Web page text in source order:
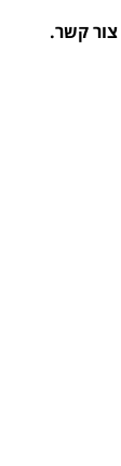
צור קשר.